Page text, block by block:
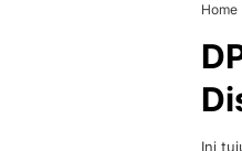
Home
Ini